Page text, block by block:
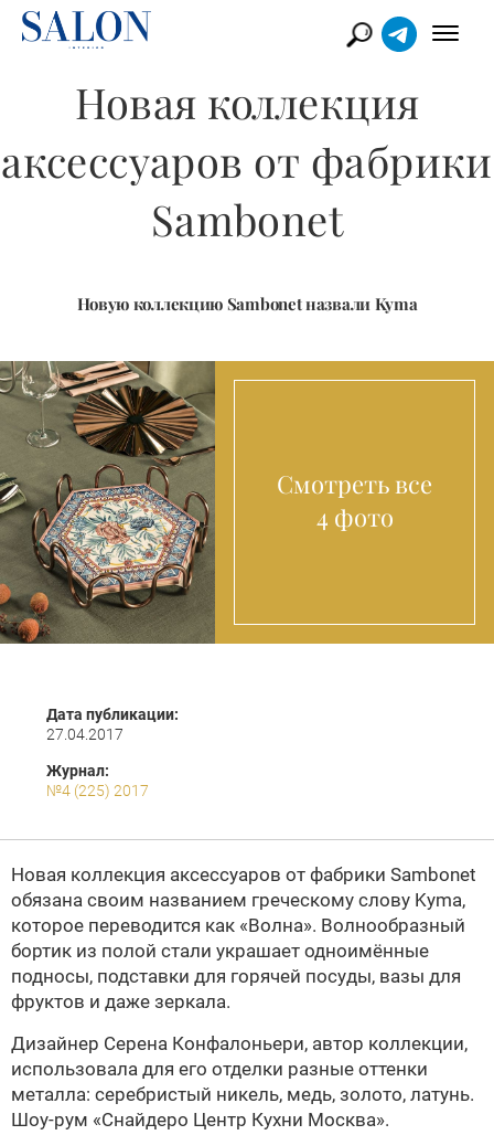
​Новая коллекция
аксессуаров от фабрики
Sambonet
Новую коллекцию Sambonet назвали Kyma
Смотреть все
4 фото
Дата публикации:
27.04.2017
Журнал:
№4 (225) 2017
Новая коллекция аксессуаров от фабрики Sambonet
обязана своим названием греческому слову Kyma,
которое переводится как «Волна». Волнообразный
бортик из полой стали украшает одноимённые
подносы, подставки для горячей посуды, вазы для
фруктов и даже зеркала.
Дизайнер Серена Конфалоньери, автор коллекции,
использовала для его отделки разные оттенки
металла: серебристый никель, медь, золото, латунь.
Шоу-рум «Снайдеро Центр Кухни Москва».